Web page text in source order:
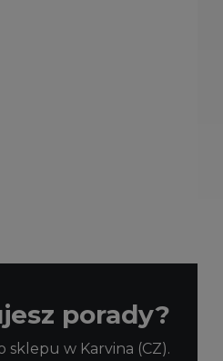
porady?
sklepu w Karvina (CZ).